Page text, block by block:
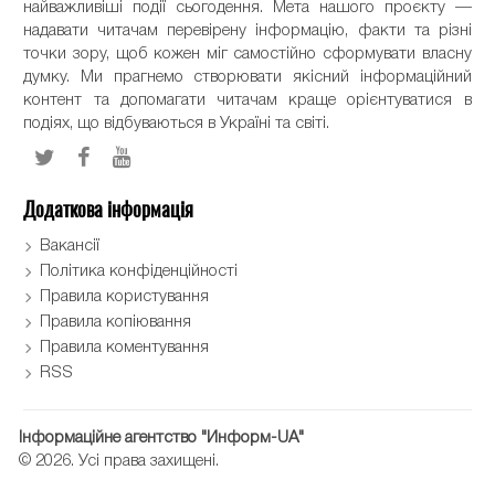
найважливіші події сьогодення. Мета нашого проєкту —
надавати читачам перевірену інформацію, факти та різні
точки зору, щоб кожен міг самостійно сформувати власну
думку. Ми прагнемо створювати якісний інформаційний
контент та допомагати читачам краще орієнтуватися в
подіях, що відбуваються в Україні та світі.
Додаткова інформація
Вакансії
Політика конфіденційності
Правила користування
Правила копіювання
Правила коментування
RSS
Інформаційне агентство "Информ-UA"
© 2026. Усі права захищені.